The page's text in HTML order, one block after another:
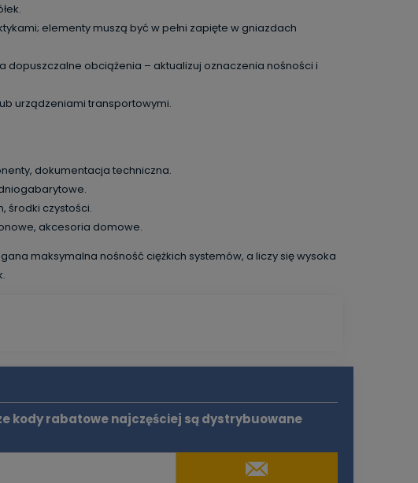
elementy muszą być w pełni zapięte w gniazdach
dopuszczalne obciążenia – aktualizuj oznaczenia nośności i
urządzeniami transportowymi.
dokumentacja techniczna.
środki czystości.
akcesoria domowe.
maksymalna nośność ciężkich systemów, a liczy się wysoka
kody rabatowe najczęściej są dystrybuowane